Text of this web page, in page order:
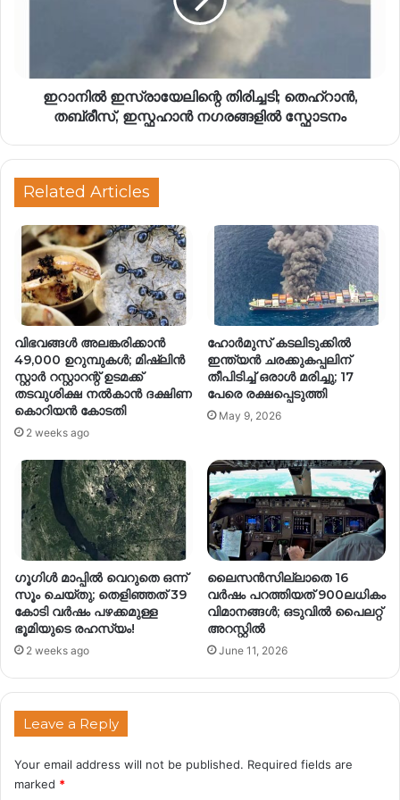
ഇറാനില്‍ ഇസ്രായേലിന്റെ തിരിച്ചടി; തെഹ്റാൻ,
തബ്രീസ്, ഇസ്ഫഹാൻ നഗരങ്ങളിൽ സ്ഫോടനം
Related Articles
വിഭവങ്ങൾ അലങ്കരിക്കാൻ
49,000 ഉറുമ്പുകൾ; മിഷ്ലിൻ
സ്റ്റാർ റസ്റ്റാറന്റ് ഉടമക്ക്
തടവുശിക്ഷ നൽകാൻ ദക്ഷിണ
കൊറിയൻ കോടതി
2 weeks ago
ഹോർമുസ് കടലിടുക്കിൽ
ഇന്ത്യൻ ചരക്കുകപ്പലിന്
തീപിടിച്ച് ഒരാൾ മരിച്ചു; 17
പേരെ രക്ഷപ്പെടുത്തി
May 9, 2026
ഗൂഗിൾ മാപ്പിൽ വെറുതെ ഒന്ന്
സൂം ചെയ്തു; തെളിഞ്ഞത് 39
കോടി വർഷം പഴക്കമുള്ള
ഭൂമിയുടെ രഹസ്യം!
2 weeks ago
ലൈസൻസില്ലാതെ 16
വർഷം പറത്തിയത് 900ലധികം
വിമാനങ്ങൾ; ഒടുവിൽ പൈലറ്റ്
അറസ്റ്റിൽ
June 11, 2026
Leave a Reply
Your email address will not be published. Required fields are
marked *